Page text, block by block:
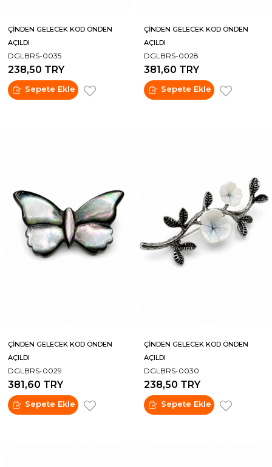
ÇİNDEN GELECEK KOD ÖNDEN
AÇILDI
DGLBRS-0035
238,50 TRY
Sepete Ekle
ÇİNDEN GELECEK KOD ÖNDEN
AÇILDI
DGLBRS-0028
381,60 TRY
Sepete Ekle
ÇİNDEN GELECEK KOD ÖNDEN
AÇILDI
DGLBRS-0029
381,60 TRY
Sepete Ekle
ÇİNDEN GELECEK KOD ÖNDEN
AÇILDI
DGLBRS-0030
238,50 TRY
Sepete Ekle